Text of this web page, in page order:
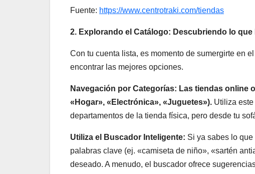
Fuente: https://www.centrotraki.com/tiendas
2. Explorando el Catálogo: Descubriendo lo
Con tu cuenta lista, es momento de sumergirte en
encontrar las mejores opciones.
Navegación por Categorías: Las tiendas online
«Hogar», «Electrónica», «Juguetes»). Utiliza
departamentos de la tienda física, pero desde tu
Utiliza el Buscador Inteligente: Si ya sabes lo
palabras clave (ej. «camiseta de niño», «sartén
deseado. A menudo, el buscador ofrece